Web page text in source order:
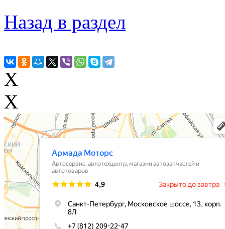
Назад в раздел
X
X